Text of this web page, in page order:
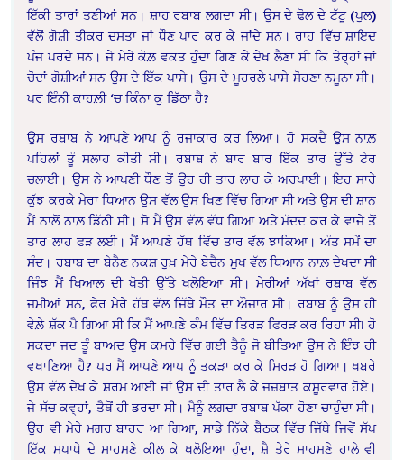
ਇੱਕੀ ਤਾਰਾਂ ਤਣੀਆਂ ਸਨ। ਸ਼ਾਹ ਰਬਾਬ ਲਗਦਾ ਸੀ। ਉਸ ਦੇ ਢੋਲ ਦੇ ਟੱਟੂ (ਪੁਲ)
ਵੱਲੋਂ ਗੋਸ਼ੀ ਤੀਕਰ ਦਸਤਾ ਜਾਂ ਧੌਣ ਪਾਰ ਕਰ ਕੇ ਜਾਂਦੇ ਸਨ। ਰਾਹ ਵਿੱਚ ਸ਼ਾਇਦ
ਪੰਜ ਪਰਦੇ ਸਨ। ਜੇ ਮੇਰੇ ਕੋਲ਼ ਵਕਤ ਹੁੰਦਾ ਗਿਣ ਕੇ ਦੇਖ ਲੈਣਾ ਸੀ ਕਿ ਤੇਰ੍ਹਾਂ ਜਾਂ
ਚੋਦਾਂ ਗੋਸ਼ੀਆਂ ਸਨ ਉਸ ਦੇ ਇੱਕ ਪਾਸੇ। ਉਸ ਦੇ ਮੂਹਰਲੇ ਪਾਸੇ ਸੋਹਣਾ ਨਮੂਨਾ ਸੀ।
ਪਰ ਇੰਨੀ ਕਾਹਲ਼ੀ ‘ਚ ਕਿੰਨਾ ਕੁ ਡਿੱਠਾ ਹੈ?
ਉਸ ਰਬਾਬ ਨੇ ਆਪਣੇ ਆਪ ਨੂੰ ਰਜਾਕਾਰ ਕਰ ਲਿਆ। ਹੋ ਸਕਦੈ ਉਸ ਨਾਲ਼
ਪਹਿਲਾਂ ਤੂੰ ਸਲਾਹ ਕੀਤੀ ਸੀ। ਰਬਾਬ ਨੇ ਬਾਰ ਬਾਰ ਇੱਕ ਤਾਰ ਉੱਤੇ ਟੇਰ
ਚਲਾਈ। ਉਸ ਨੇ ਆਪਣੀ ਧੌਣ ਤੋਂ ਉਹ ਹੀ ਤਾਰ ਲਾਹ ਕੇ ਅਰਪਾਈ। ਇਹ ਸਾਰੇ
ਕੁੱਝ ਕਰਕੇ ਮੇਰਾ ਧਿਆਨ ਉਸ ਵੱਲ ਉਸ ਖਿਣ ਵਿੱਚ ਗਿਆ ਸੀ ਅਤੇ ਉਸ ਦੀ ਸ਼ਾਨ
ਮੈਂ ਨਾਲੋਂ ਨਾਲ਼ ਡਿੱਠੀ ਸੀ। ਸੋ ਮੈਂ ਉਸ ਵੱਲ ਵੱਧ ਗਿਆ ਅਤੇ ਮੱਦਦ ਕਰ ਕੇ ਵਾਜੇ ਤੋਂ
ਤਾਰ ਲਾਹ ਫੜ ਲਈ। ਮੈਂ ਆਪਣੇ ਹੱਥ ਵਿੱਚ ਤਾਰ ਵੱਲ ਝਾਕਿਆ। ਅੰਤ ਸਮੇਂ ਦਾ
ਸੰਦ। ਰਬਾਬ ਦਾ ਬੇਨੈਣ ਨਕਸ਼ ਰੁਖ਼ ਮੇਰੇ ਬੇਚੈਨ ਮੁਖ ਵੱਲ ਧਿਆਨ ਨਾਲ਼ ਦੇਖਦਾ ਸੀ
ਜਿੰਝ ਮੈਂ ਖਿਆਲ ਦੀ ਖੋਤੀ ਉੱਤੇ ਖਲੋਇਆ ਸੀ। ਮੇਰੀਆਂ ਅੱਖਾਂ ਰਬਾਬ ਵੱਲ
ਜਮੀਆਂ ਸਨ, ਫੇਰ ਮੇਰੇ ਹੱਥ ਵੱਲ ਜਿੱਥੇ ਮੌਤ ਦਾ ਔਜ਼ਾਰ ਸੀ। ਰਬਾਬ ਨੂੰ ਉਸ ਹੀ
ਵੇਲ਼ੇ ਸ਼ੱਕ ਪੈ ਗਿਆ ਸੀ ਕਿ ਮੈਂ ਆਪਣੇ ਕੰਮ ਵਿੱਚ ਤਿਰੜ ਫਿਰੜ ਕਰ ਰਿਹਾ ਸੀ! ਹੋ
ਸਕਦਾ ਜਦ ਤੂੰ ਬਾਅਦ ਉਸ ਕਮਰੇ ਵਿੱਚ ਗਈ ਤੈਨੂੰ ਜੋ ਬੀਤਿਆ ਉਸ ਨੇ ਇੰਝ ਹੀ
ਵਖਾਣਿਆ ਹੈ? ਪਰ ਮੈਂ ਆਪਣੇ ਆਪ ਨੂੰ ਤਕੜਾ ਕਰ ਕੇ ਸਿਰੜ ਹੋ ਗਿਆ। ਖਬਰੇ
ਉਸ ਵੱਲ ਦੇਖ ਕੇ ਸ਼ਰਮ ਆਈ ਜਾਂ ਉਸ ਦੀ ਤਾਰ ਲੈ ਕੇ ਜਜ਼ਬਾਤ ਕਸੂਰਵਾਰ ਹੋਏ।
ਜੇ ਸੱਚ ਕਵ੍ਹਾਂ, ਤੈਥੋਂ ਹੀ ਡਰਦਾ ਸੀ। ਮੈਨੂੰ ਲਗਦਾ ਰਬਾਬ ਪੱਕਾ ਹੋਣਾ ਚਾਹੁੰਦਾ ਸੀ।
ਉਹ ਵੀ ਮੇਰੇ ਮਗਰ ਬਾਹਰ ਆ ਗਿਆ, ਸਾਡੇ ਨਿੱਕੇ ਬੈਠਕ ਵਿੱਚ ਜਿੱਥੇ ਜਿਵੇਂ ਸੱਪ
ਇੱਕ ਸਪਾਧੇ ਦੇ ਸਾਹਮਣੇ ਕੀਲ ਕੇ ਖਲੋਇਆ ਹੁੰਦਾ, ਸ਼ੈ ਤੇਰੇ ਸਾਹਮਣੇ ਹਾਲੇ ਵੀ